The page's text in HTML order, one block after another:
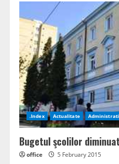
din
România
a
unei
firme
din
Australia
cere
CEH
.Index Actualitate
Bugetul şcolilor
office 5 February 2015